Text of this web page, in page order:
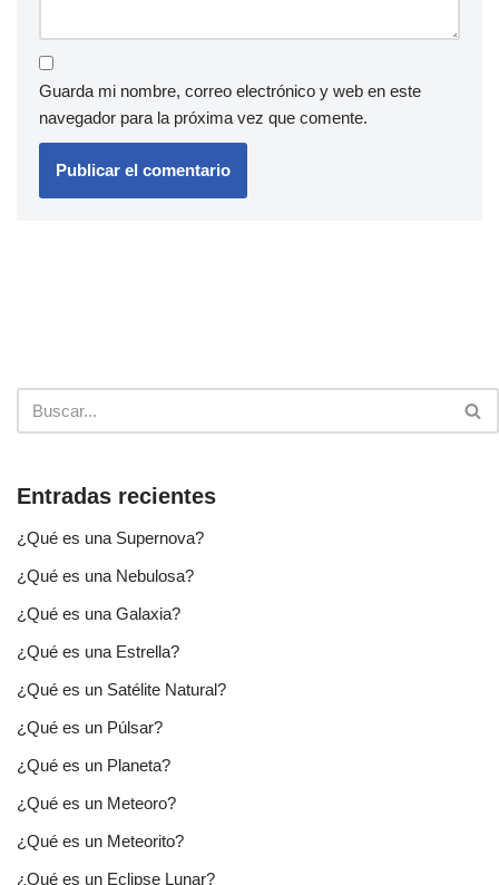
Guarda mi nombre, correo electrónico y web en este
navegador para la próxima vez que comente.
Entradas recientes
¿Qué es una Supernova?
¿Qué es una Nebulosa?
¿Qué es una Galaxia?
¿Qué es una Estrella?
¿Qué es un Satélite Natural?
¿Qué es un Púlsar?
¿Qué es un Planeta?
¿Qué es un Meteoro?
¿Qué es un Meteorito?
¿Qué es un Eclipse Lunar?